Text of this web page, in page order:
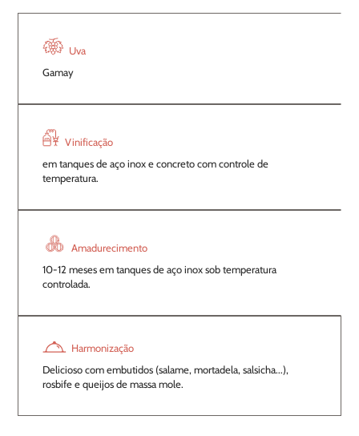
Uva
Gamay
Vinificação
em tanques de aço inox e concreto com controle de
temperatura.
Amadurecimento
10-12 meses em tanques de aço inox sob temperatura
controlada.
Harmonização
Delicioso com embutidos (salame, mortadela, salsicha...),
rosbife e queijos de massa mole.